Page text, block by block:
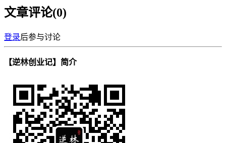
文章评论(0)
登录后参与讨论
【逆林创业记】简介